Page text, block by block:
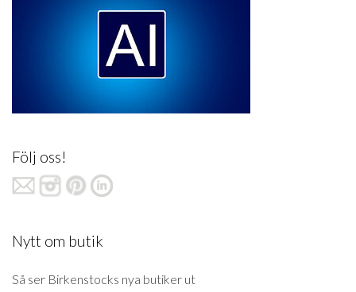
Följ oss!
Nytt om butik
Så ser Birkenstocks nya butiker ut